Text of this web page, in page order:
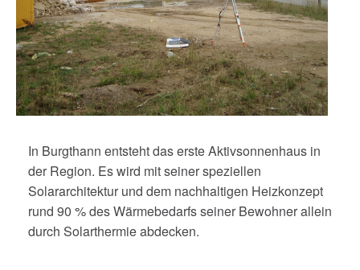
In Burgthann entsteht das erste Aktivsonnenhaus in
der Region. Es wird mit seiner speziellen
Solararchitektur und dem nachhaltigen Heizkonzept
rund 90 % des Wärmebedarfs seiner Bewohner allein
durch Solarthermie abdecken.